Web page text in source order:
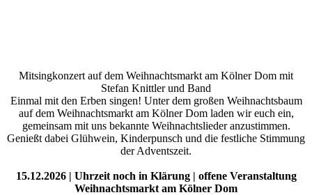
Mitsingkonzert auf dem Weihnachtsmarkt am Kölner Dom mit
Stefan Knittler und Band
Einmal mit den Erben singen! Unter dem großen Weihnachtsbaum
auf dem Weihnachtsmarkt am Kölner Dom laden wir euch ein,
gemeinsam mit uns bekannte Weihnachtslieder anzustimmen.
Genießt dabei Glühwein, Kinderpunsch und die festliche Stimmung
der Adventszeit.
15.12.2026 | Uhrzeit noch in Klärung | offene Veranstaltung
Weihnachtsmarkt am Kölner Dom